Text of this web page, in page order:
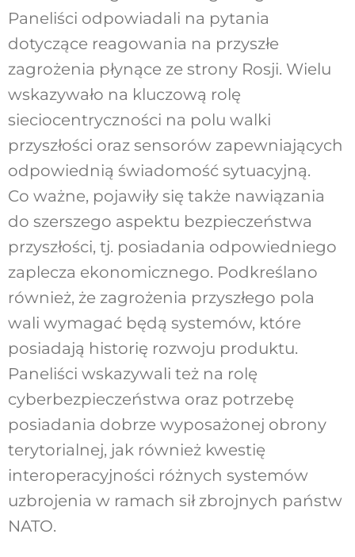
Paneliści odpowiadali na pytania
dotyczące reagowania na przyszłe
zagrożenia płynące ze strony Rosji. Wielu
wskazywało na kluczową rolę
sieciocentryczności na polu walki
przyszłości oraz sensorów zapewniających
odpowiednią świadomość sytuacyjną.
Co ważne, pojawiły się także nawiązania
do szerszego aspektu bezpieczeństwa
przyszłości, tj. posiadania odpowiedniego
zaplecza ekonomicznego. Podkreślano
również, że zagrożenia przyszłego pola
wali wymagać będą systemów, które
posiadają historię rozwoju produktu.
Paneliści wskazywali też na rolę
cyberbezpieczeństwa oraz potrzebę
posiadania dobrze wyposażonej obrony
terytorialnej, jak również kwestię
interoperacyjności różnych systemów
uzbrojenia w ramach sił zbrojnych państw
NATO.